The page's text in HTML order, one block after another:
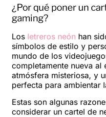
¿Por qué poner un
gaming?
Los letreros neón han
símbolos de estilo y
mundo de los
completamente nueva al
atmósfera misteriosa, y
perfecta para ambientar
Estas son algunas
considerar un cartel de